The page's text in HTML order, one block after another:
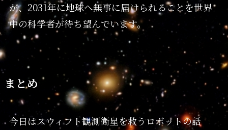
が、2031年に地球へ無事に届けられることを世界
中の科学者が待ち望んでいます。
まとめ
今日はスウィフト観測衛星を救うロボットの話